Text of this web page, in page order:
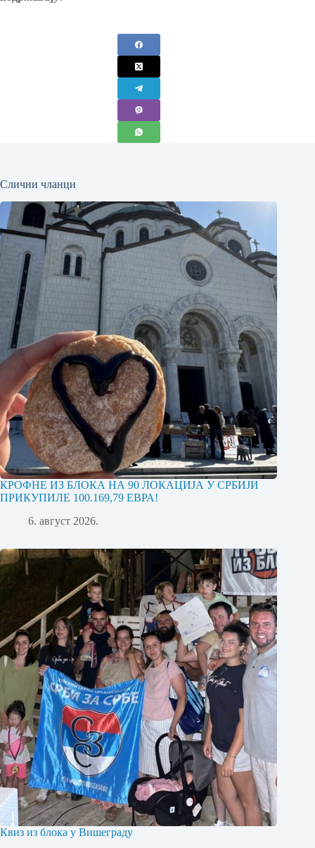
Слични чланци
КРОФНЕ ИЗ БЛОКА НА 90 ЛОКАЦИЈА У СРБИЈИ
ПРИКУПИЛЕ 100.169,79 ЕВРА!
6. август 2026.
Квиз из блока у Вишеграду